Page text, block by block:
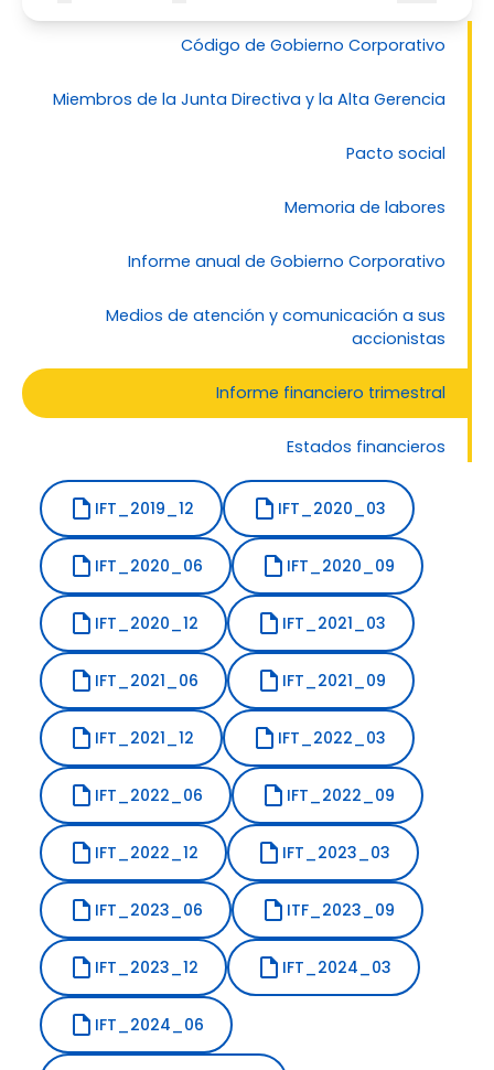
Código de Gobierno Corporativo
Miembros de la Junta Directiva y la Alta Gerencia
Pacto social
Memoria de labores
Informe anual de Gobierno Corporativo
Medios de atención y comunicación a sus
accionistas
Informe financiero trimestral
Estados financieros
Informe anual de auditor externo
Informe de calificación de riesgo
Detalles de las operaciones vinculadas
relevantes
Código de Ética
Información relativa a Comité
Informe de estándares de gobierno corporativo
IFT_2019_12 IFT_2020_03
IFT_2020_06 IFT_2020_09
IFT_2020_12 IFT_2021_03
IFT_2021_06 IFT_2021_09
IFT_2021_12 IFT_2022_03
IFT_2022_06 IFT_2022_09
IFT_2022_12 IFT_2023_03
IFT_2023_06 ITF_2023_09
IFT_2023_12 IFT_2024_03
IFT_2024_06